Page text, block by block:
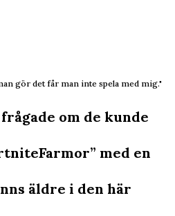
gör det får man inte spela med mig."
om de kunde
med en
äldre i den här